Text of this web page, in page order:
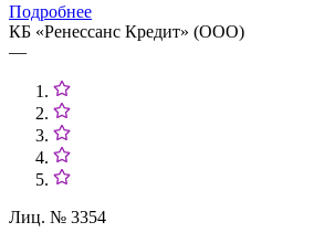
Подробнее
КБ «Ренессанс Кредит» (ООО)
—
Лиц. № 3354